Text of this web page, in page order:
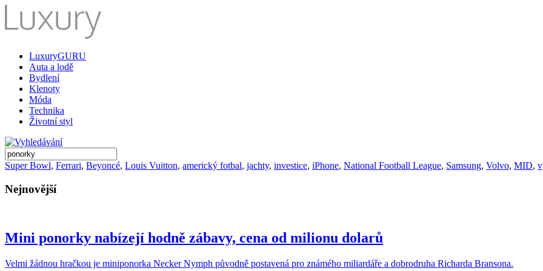
LuxuryGURU
Auta a lodě
Bydlení
Klenoty
Móda
Technika
Životní styl
Super Bowl, Ferrari, Beyoncé, Louis Vuitton, americký fotbal, jachty, investice, iPhone, National Football League, Samsung, Volvo, MID,
Nejnovější
Mini ponorky nabízejí hodně zábavy, cena od milionu dolarů
Velmi žádnou hračkou je miniponorka Necker Nymph původně postavená pro známého miliardáře a dobrodruha Richarda Bransona.